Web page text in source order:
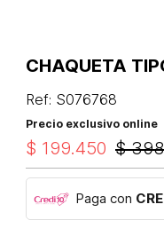
CHAQUETA
Ref: S076768
Precio exclusivo online
$ 398
$ 199.450
Paga con